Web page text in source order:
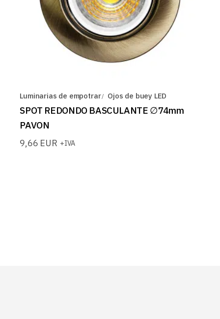
Luminarias de empotrar Ojos de buey LED
SPOT REDONDO BASCULANTE ∅74mm
PAVON
9,66 EUR +IVA